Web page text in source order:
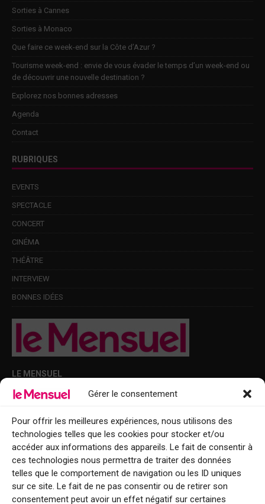
Gérer le consentement
Pour offrir les meilleures expériences, nous utilisons des
technologies telles que les cookies pour stocker et/ou
accéder aux informations des appareils. Le fait de consentir à
ces technologies nous permettra de traiter des données
telles que le comportement de navigation ou les ID uniques
sur ce site. Le fait de ne pas consentir ou de retirer son
consentement peut avoir un effet négatif sur certaines
Sorties à Cannes
Sorties à Monaco
Que faire ce week-end sur la Côte d’Azur ?
Tourisme week-end : envie de vous évader le temps d’un week-end ou
de découvrir une nouvelle destination ?
Explorez nos bonnes adresses
Agenda
Contact
RUBRIQUES
EVENTS
SPECTACLE
CONCERT
CINÉMA
THÉÂTRE
INTERVIEW
BONNES IDÉES
LE MENSUEL
Points de diffusion Var et Alpes-Maritimes : oû trouver Le Mensuel ?
Le Mensuel en PDF : consultez le magazine en ligne
Qui sommes-nous ?
BFM Top Sorties
EVENT